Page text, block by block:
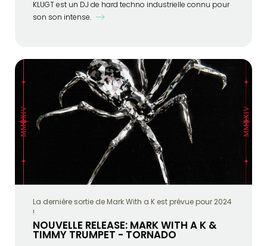
KLUGT est un DJ de hard techno industrielle connu pour
son son intense.
La dernière sortie de Mark With a K est prévue pour 2024
!
NOUVELLE RELEASE: MARK WITH A K &
TIMMY TRUMPET - TORNADO